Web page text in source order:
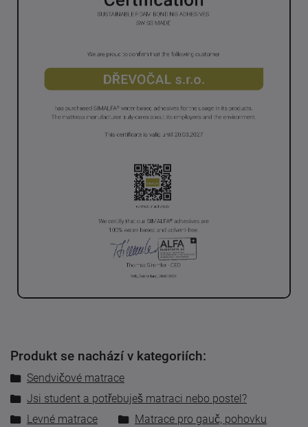
Produkt se nachází v kategoriích:
Sendvičové matrace
Jsi student a potřebuješ matraci nebo postel?
Levné matrace
Matrace pro gauč, pohovku